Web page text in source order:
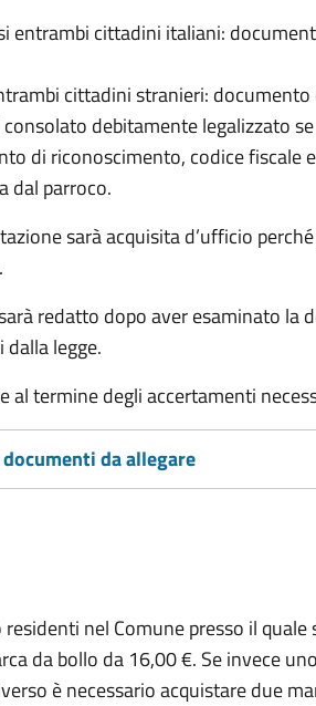
entrambi cittadini italiani:
cittadini stranieri:
debitamente legalizzato
di riconoscimento, codice fiscale
dal parroco.
sarà acquisita d’ufficio
redatto dopo aver esaminato la
legge.
al termine degli accertamenti
da allegare
nel Comune presso il
da bollo da 16,00 €. Se invece
è necessario acquistare due